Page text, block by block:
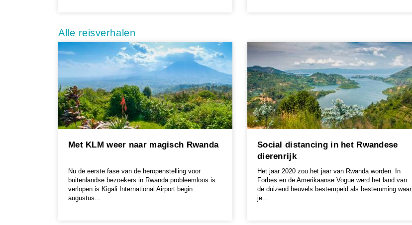
Alle reisverhalen
Met KLM weer naar magisch Rwanda
Nu de eerste fase van de heropenstelling voor
buitenlandse bezoekers in Rwanda probleemloos is
verlopen is Kigali International Airport begin
augustus...
Social distancing in het Rwandese
dierenrijk
Het jaar 2020 zou het jaar van Rwanda worden. In
Forbes en de Amerikaanse Vogue werd het land van
de duizend heuvels bestempeld als bestemming waar
je...